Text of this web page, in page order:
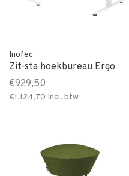
Inofec
Zit-sta hoekbureau Ergo
€929,50
€1.124,70 Incl. btw